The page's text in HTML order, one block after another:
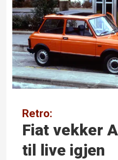
Retro:
Fiat vekker
til live igjen